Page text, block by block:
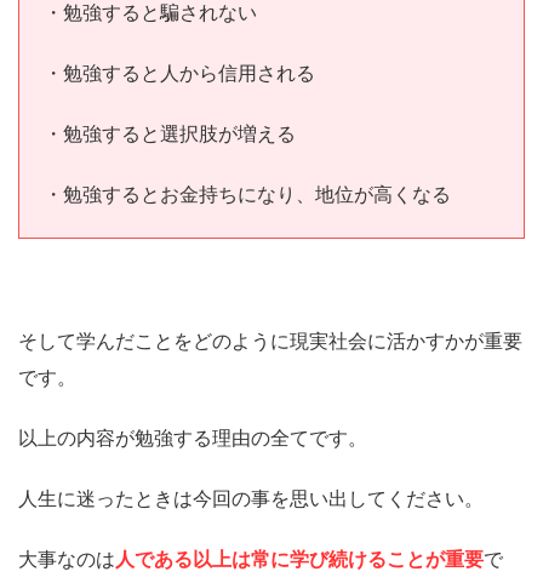
・勉強すると騙されない
・勉強すると人から信用される
・勉強すると選択肢が増える
・勉強するとお金持ちになり、地位が高くなる
そして学んだことをどのように現実社会に活かすかが重要
です。
以上の内容が勉強する理由の全てです。
人生に迷ったときは今回の事を思い出してください。
大事なのは 人である以上は常に学び続けることが重要で